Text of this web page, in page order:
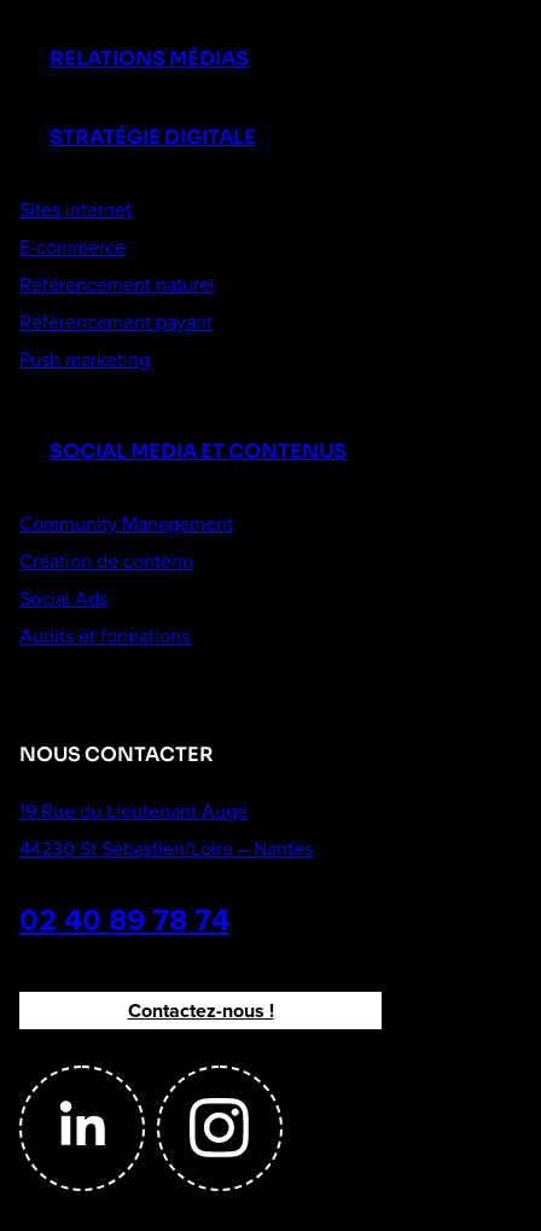
RELATIONS MÉDIAS
STRATÉGIE DIGITALE
Sites internet
E-commerce
Référencement naturel
Référencement payant
Push marketing
SOCIAL MEDIA ET CONTENUS
Community Management
Création de contenu
Social Ads
Audits et formations
NOUS CONTACTER
19 Rue du Lieutenant Augé
44230 St Sébastien/Loire – Nantes
02 40 89 78 74
Contactez-nous !